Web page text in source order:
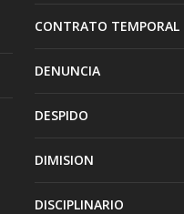
CONTRATO TEMPORAL
DENUNCIA
DESPIDO
DIMISION
DISCIPLINARIO